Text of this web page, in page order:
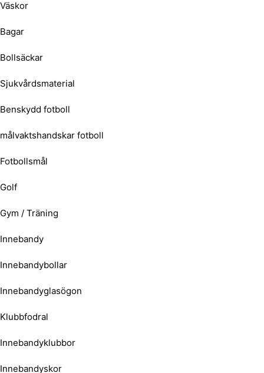
Väskor
Bagar
Bollsäckar
Sjukvårdsmaterial
Benskydd fotboll
målvaktshandskar fotboll
Fotbollsmål
Golf
Gym / Träning
Innebandy
Innebandybollar
Innebandyglasögon
Klubbfodral
Innebandyklubbor
Innebandyskor